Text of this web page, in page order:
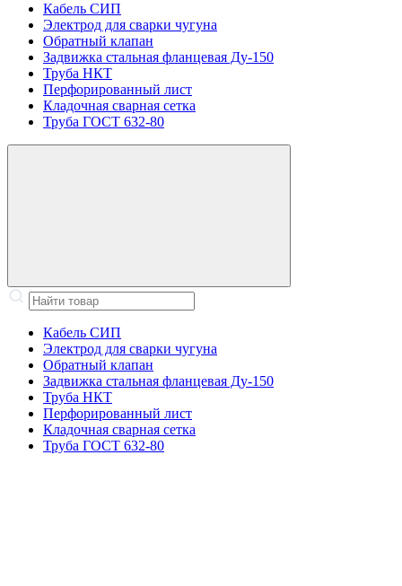
Кабель СИП
Электрод для сварки чугуна
Обратный клапан
Задвижка стальная фланцевая Ду-150
Труба НКТ
Перфорированный лист
Кладочная сварная сетка
Труба ГОСТ 632-80
Кабель СИП
Электрод для сварки чугуна
Обратный клапан
Задвижка стальная фланцевая Ду-150
Труба НКТ
Перфорированный лист
Кладочная сварная сетка
Труба ГОСТ 632-80